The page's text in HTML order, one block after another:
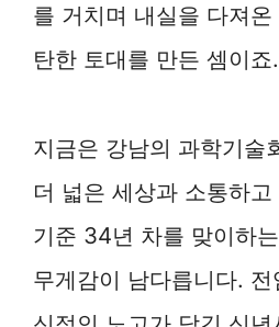
를 거치며 내실을 다져
탄한 토대를 만든 셈이죠.
지금은 강남의 과학기술
더 넓은 세상과 소통하
기준 34년 차를 맞이하
무게감이 남다릅니다.